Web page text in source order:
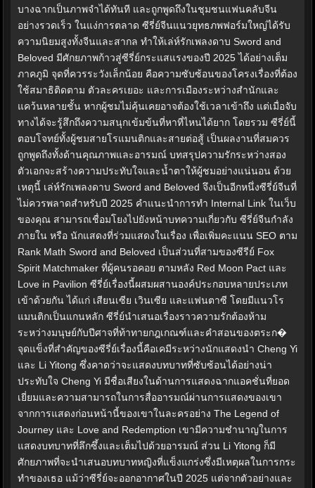
บางฉากเป็นภาพจำได้ทันที และถูกพูดถึงในชุมชนแฟนคลับจีน
อย่างรวดเร็ว ในแง่การตลาด ซีรี่ย์จีนแนวยุทธภพฟอร์มใหญ่ได้รับ
ความนิยมสูงทั้งจีนและสากล ทำให้เล่ห์รักเพลงดาบ Sword and
Beloved มีศักยภาพก้าวสู่ซีรี่ย์กระแสแรงของปี 2025 ได้อย่างเต็ม
ภาคภูมิ จุดที่ควรระวังเล็กน้อย คือความซับซ้อนของโครงเรื่องที่ต้อง
ใช้สมาธิติดตาม ตัวละครเยอะ และการเมืองระหว่างสำนักและ
แคว้นหลายชั้น หากผู้ชมไม่คุ้นเคยอาจต้องใช้เวลาเข้าถึง แต่เมื่อจับ
ทางได้จะรู้สึกถึงความสนุกเข้มข้นที่หาที่ไหนได้ยาก โดยรวม ซีรี่ย์นี้
ตอบโจทย์ทั้งผู้ชมสายโรแมนติกและสายต่อสู้ เป็นผลงานที่สมควร
ถูกพูดถึงทั้งด้านคุณภาพและอารมณ์ บทสรุปความรักระหว่างสอง
ตัวเอกจะสร้างความประทับใจและน้ำตาให้ผู้ชมอย่างแน่นอน ด้วย
เหตุนี้ เล่ห์รักเพลงดาบ Sword and Beloved จึงเป็นอีกหนึ่งซีรี่ย์จีนที่
ไม่ควรพลาดสำหรับปี 2025 คำแนะนำการทำ Internal Link ในเว็บ
ของคุณ สามารถเชื่อมโยงไปยังหน้าบทความเกี่ยวกับ ซีรี่ย์จีนกำลัง
ภายใน หรือ นักแสดงที่ร่วมแสดงในเรื่อง เพื่อเพิ่มคะแนน SEO ตาม
Rank Math Sword and Beloved เป็นส่วนที่สามของซีรีย์ Fox
Spirit Matchmaker ที่ผู้คนรอคอย ตามหลัง Red Moon Pact และ
Love in Pavilion ซีรี่ย์เรื่องนี้ผสมผสานองค์ประกอบหลายประเภท
เข้าด้วยกัน ได้แก่ เสียนเซีย เวินเซีย และแฟนตาซี โดยมีแนวโร
แมนติกเป็นแกนหลัก ซีรี่ย์นำเสนอเรื่องราวความรักต้องห้าม
ระหว่างมนุษย์กับปีศาจที่ท้าทายกฎเกณฑ์และคำสอนของตระก�
จุดแข็งที่สำคัญของซีรี่ย์เรื่องนี้คือเคมีระหว่างนักแสดงนำ Cheng Yi
และ Li Yitong ซึ่งคาดว่าจะแสดงบทบาทที่ซับซ้อนได้อย่างน่า
ประทับใจ Cheng Yi มีชื่อเสียงในด้านการแสดงฉากแอคชั่นที่ยอด
เยี่ยมและความสามารถในการสื่ออารมณ์ผ่านการแสดงของเขา
จากการแสดงก่อนหน้านี้ของเขาในละครอย่าง The Legend of
Journey และ Love and Redemption เขามีความชำนาญในการ
แสดงบทบาทที่ลึกซึ้งและเต็มไปด้วยอารมณ์ ส่วน Li Yitong ก็มี
ศักยภาพที่จะนำเสนอบทบาทหญิงที่แข็งแกร่งซึ่งมีเหตุผลในการกระ
ทำของเธอ แม้ว่าซีรี่ย์จะออกอากาศในปี 2025 แต่จากตัวอย่างและ